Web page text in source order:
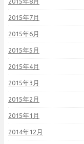
2015年7月
2015年6月
2015年5月
2015年4月
2015年3月
2015年2月
2015年1月
2014年12月